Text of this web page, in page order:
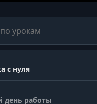
с нуля
день работы